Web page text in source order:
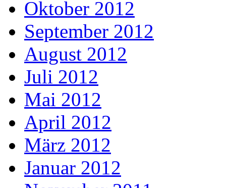
Oktober 2012
September 2012
August 2012
Juli 2012
Mai 2012
April 2012
März 2012
Januar 2012